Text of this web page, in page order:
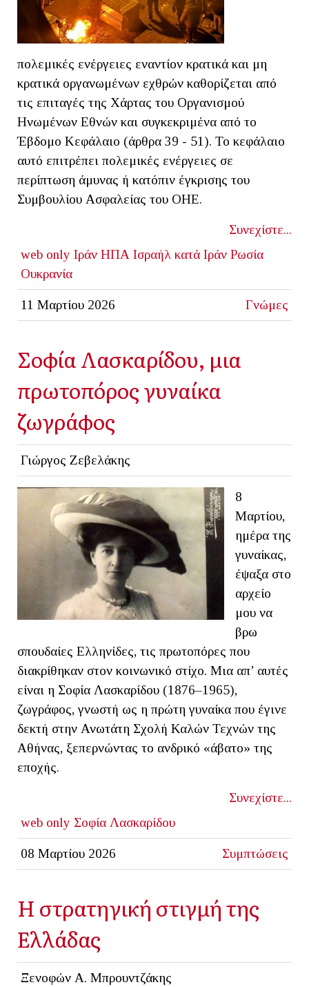
πολεμικές ενέργειες εναντίον κρατικά και μη
κρατικά οργανωμένων εχθρών καθορίζεται από
τις επιταγές της Χάρτας του Οργανισμού
Ηνωμένων Εθνών και συγκεκριμένα από το
Έβδομο Κεφάλαιο (άρθρα 39 - 51). Το κεφάλαιο
αυτό επιτρέπει πολεμικές ενέργειες σε
περίπτωση άμυνας ή κατόπιν έγκρισης του
Συμβουλίου Ασφαλείας του ΟΗΕ.
Συνεχίστε...
web only Ιράν ΗΠΑ Ισραήλ κατά Ιράν Ρωσία
Ουκρανία
11 Μαρτίου 2026 Γνώμες
Σοφία Λασκαρίδου, μια
πρωτοπόρος γυναίκα
ζωγράφος
Γιώργος Ζεβελάκης
8
Μαρτίου,
ημέρα της
γυναίκας,
έψαξα στο
αρχείο
μου να
βρω
σπουδαίες Ελληνίδες, τις πρωτοπόρες που
διακρίθηκαν στον κοινωνικό στίχο. Μια απ’ αυτές
είναι η Σοφία Λασκαρίδου (1876–1965),
ζωγράφος, γνωστή ως η πρώτη γυναίκα που έγινε
δεκτή στην Ανωτάτη Σχολή Καλών Τεχνών της
Αθήνας, ξεπερνώντας το ανδρικό «άβατο» της
εποχής.
Συνεχίστε...
web only Σοφία Λασκαρίδου
08 Μαρτίου 2026 Συμπτώσεις
Η στρατηγική στιγμή της
Ελλάδας
Ξενοφών Α. Μπρουντζάκης